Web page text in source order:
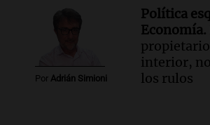
Audio.
Chile planteó
conectividad fronteriza,
Panorama Federal
Por Adrián Simioni
Política
Economía.
interior,
los rulos